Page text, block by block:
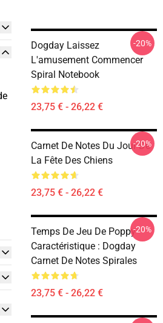
Dogday Laissez
L'amusement Commencer
Spiral Notebook
23,75 € - 26,22 €
-20%
Carnet De Notes Du Jour De
La Fête Des Chiens
23,75 € - 26,22 €
-20%
Temps De Jeu De Poppy
Caractéristique : Dogday
Carnet De Notes Spirales
23,75 € - 26,22 €
-20%